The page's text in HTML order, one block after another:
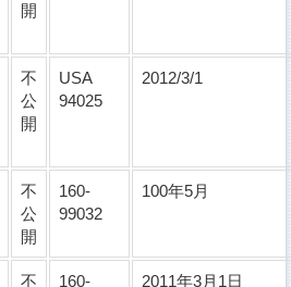
開
不
公
開
USA
94025
2012/3/1
不
公
開
160-
99032
100年5月
不 160- 2011年3月1日